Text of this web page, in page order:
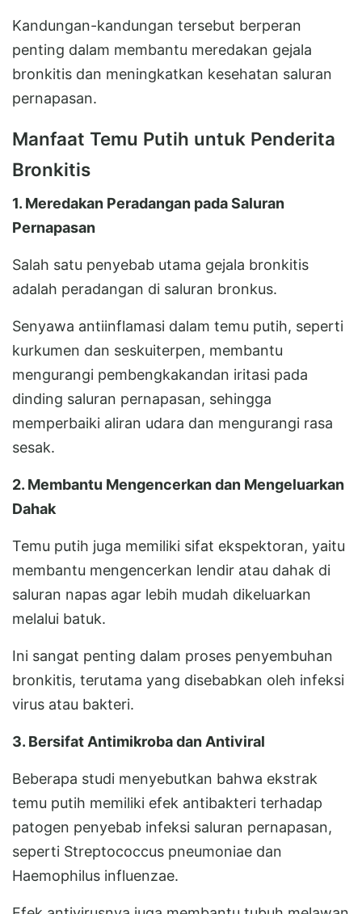
Kandungan-kandungan tersebut berperan
penting dalam membantu meredakan gejala
bronkitis dan meningkatkan kesehatan saluran
pernapasan.
Manfaat Temu Putih untuk Penderita
Bronkitis
1. Meredakan Peradangan pada Saluran
Pernapasan
Salah satu penyebab utama gejala bronkitis
adalah peradangan di saluran bronkus.
Senyawa antiinflamasi dalam temu putih, seperti
kurkumen dan seskuiterpen, membantu
mengurangi pembengkakandan iritasi pada
dinding saluran pernapasan, sehingga
memperbaiki aliran udara dan mengurangi rasa
sesak.
2. Membantu Mengencerkan dan Mengeluarkan
Dahak
Temu putih juga memiliki sifat ekspektoran, yaitu
membantu mengencerkan lendir atau dahak di
saluran napas agar lebih mudah dikeluarkan
melalui batuk.
Ini sangat penting dalam proses penyembuhan
bronkitis, terutama yang disebabkan oleh infeksi
virus atau bakteri.
3. Bersifat Antimikroba dan Antiviral
Beberapa studi menyebutkan bahwa ekstrak
temu putih memiliki efek antibakteri terhadap
patogen penyebab infeksi saluran pernapasan,
seperti Streptococcus pneumoniae dan
Haemophilus influenzae.